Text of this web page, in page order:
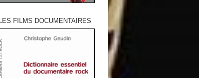
LES FILMS DOCUMENTAIRES